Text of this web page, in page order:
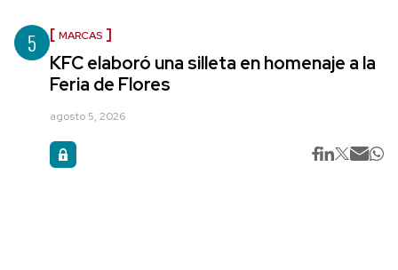
5 MARCAS
KFC elaboró una silleta en homenaje a la
Feria de Flores
agosto 5, 2026